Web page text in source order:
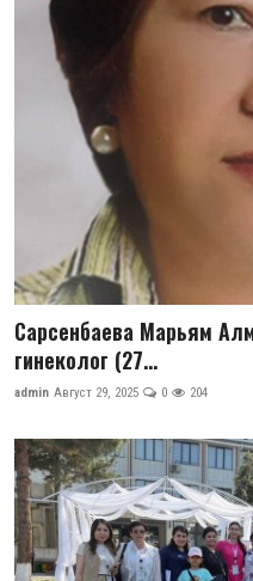
Сарсенбаева Марьям
гинеколог (27...
admin Август 29, 2025 0 204